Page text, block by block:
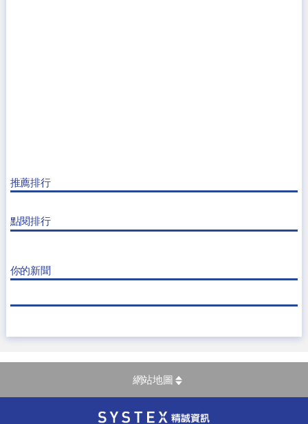
推薦排行
點閱排行
你的新聞
網站地圖